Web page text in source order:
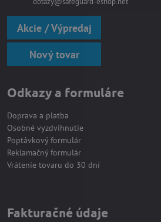
Akcie / Výpredaj
Nový tovar
Odkazy a formuláre
Doprava a platba
Osobné vyzdvihnutie
Poptávkový formulár
Reklamačný formulár
Vrátenie tovaru do 30 dní
Fakturačné údaje